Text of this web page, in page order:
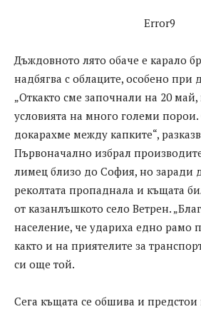
Error9
Дъждовното лято обаче е карало
надбягва с облаците, особено при
„Откакто сме започнали на 20 май,
условията на много големи порои.
докарахме между капките“,
Първоначално избрал
лимец близо до София, но заради
реколтата пропаднала и къщата
от казанлъшкото село Ветрен.
население, че удариха едно рамо
както и на приятелите за
си още той.
Сега къщата се обшива и предстои